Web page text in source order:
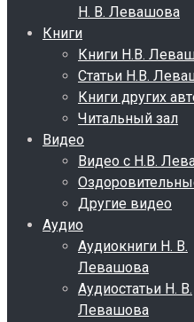
Н. В. Левашова
Книги
Книги Н.В.
Статьи Н.В.
Книги других
Читальный зал
Видео
Видео с Н.В.
Другие видео
Аудио
Аудиокниги Н. В.
Левашова
Аудиостатьи Н. В.
Левашова